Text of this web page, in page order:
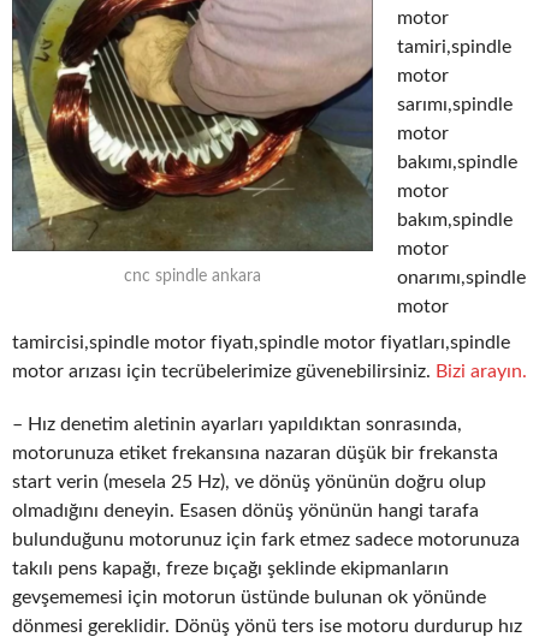
cnc spindle ankara
motor
tamiri,spindle
motor
sarımı,spindle
motor
bakımı,spindle
motor
bakım,spindle
motor
onarımı,spindle
motor
tamircisi,spindle motor fiyatı,spindle motor fiyatları,spindle
motor arızası için tecrübelerimize güvenebilirsiniz. Bizi arayın.
– Hız denetim aletinin ayarları yapıldıktan sonrasında,
motorunuza etiket frekansına nazaran düşük bir frekansta
start verin (mesela 25 Hz), ve dönüş yönünün doğru olup
olmadığını deneyin. Esasen dönüş yönünün hangi tarafa
bulunduğunu motorunuz için fark etmez sadece motorunuza
takılı pens kapağı, freze bıçağı şeklinde ekipmanların
gevşememesi için motorun üstünde bulunan ok yönünde
dönmesi gereklidir. Dönüş yönü ters ise motoru durdurup hız